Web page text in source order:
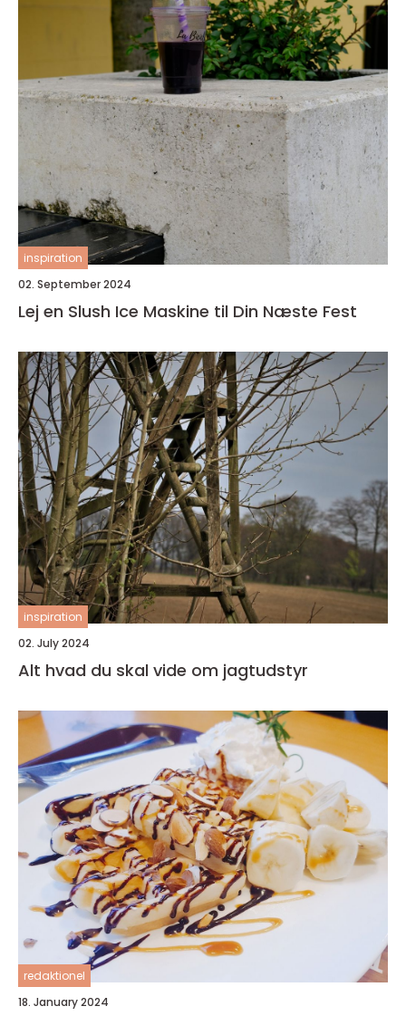
inspiration
02. September 2024
Lej en Slush Ice Maskine til Din Næste Fest
inspiration
02. July 2024
Alt hvad du skal vide om jagtudstyr
redaktionel
18. January 2024